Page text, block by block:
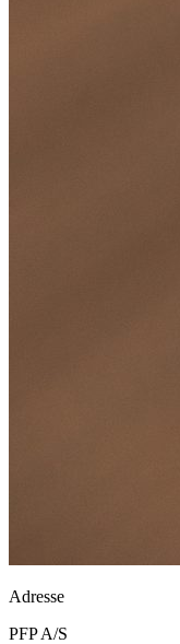
Adresse
PFP A/S